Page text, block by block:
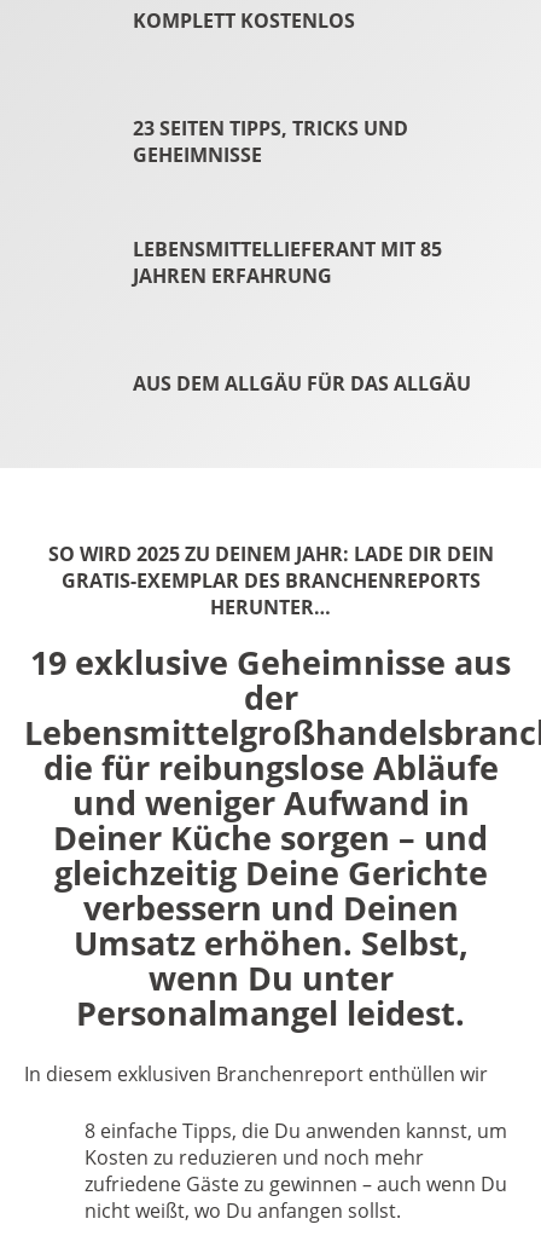
KOMPLETT KOSTENLOS
23 SEITEN TIPPS, TRICKS UND
GEHEIMNISSE
LEBENSMITTELLIEFERANT MIT 85
JAHREN ERFAHRUNG
AUS DEM ALLGÄU FÜR DAS ALLGÄU
SO WIRD 2025 ZU DEINEM JAHR: LADE DIR DEIN
GRATIS-EXEMPLAR DES BRANCHENREPORTS
HERUNTER…
19 exklusive Geheimnisse aus
der
die für reibungslose Abläufe
und weniger Aufwand in
Deiner Küche sorgen – und
gleichzeitig Deine Gerichte
verbessern und Deinen
Umsatz erhöhen. Selbst,
wenn Du unter
Personalmangel leidest.
In diesem exklusiven Branchenreport enthüllen wir
8 einfache Tipps, die Du anwenden kannst, um
Kosten zu reduzieren und noch mehr
zufriedene Gäste zu gewinnen – auch wenn Du
nicht weißt, wo Du anfangen sollst.